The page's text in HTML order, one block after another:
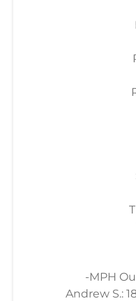
-MPH
Andrew S.: